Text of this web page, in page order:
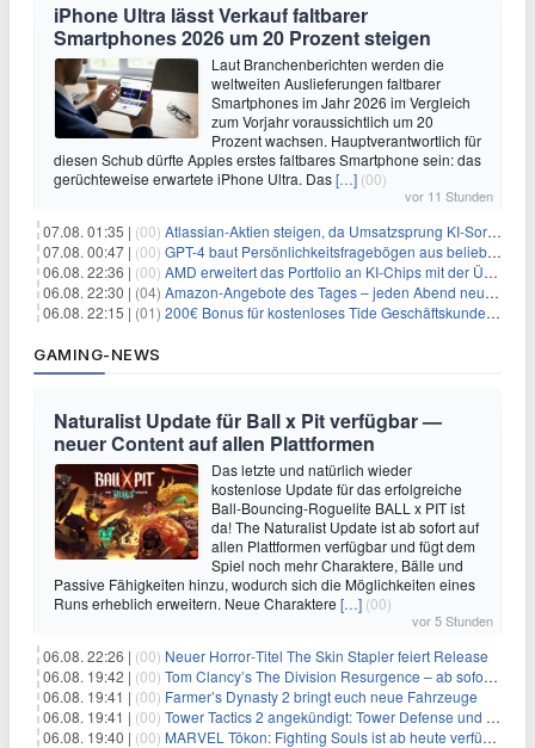
iPhone Ultra lässt Verkauf faltbarer
Smartphones 2026 um 20 Prozent steigen
Laut Branchenberichten werden die
weltweiten Auslieferungen faltbarer
Smartphones im Jahr 2026 im Vergleich
zum Vorjahr voraussichtlich um 20
Prozent wachsen. Hauptverantwortlich für
diesen Schub dürfte Apples erstes faltbares Smartphone sein: das
gerüchteweise erwartete iPhone Ultra. Das[…] (00)
vor 11 Stunden
07.08. 01:35 | (00) Atlassian-Aktien steigen, da Umsatzsprung KI-Sorgen dämpft
07.08. 00:47 | (00) GPT-4 baut Persönlichkeitsfragebögen aus beliebigen Texten und sagt Antworten voraus
06.08. 22:36 | (00) AMD erweitert das Portfolio an KI-Chips mit der Übernahme von Taalas
06.08. 22:30 | (04) Amazon-Angebote des Tages – jeden Abend neue Deals zum Stöbern
06.08. 22:15 | (01) 200€ Bonus für kostenloses Tide Geschäftskundenkonto
GAMING-NEWS
Naturalist Update für Ball x Pit verfügbar —
neuer Content auf allen Plattformen
Das letzte und natürlich wieder
kostenlose Update für das erfolgreiche
Ball-Bouncing-Roguelite BALL x PIT ist
da! The Naturalist Update ist ab sofort auf
allen Plattformen verfügbar und fügt dem
Spiel noch mehr Charaktere, Bälle und
Passive Fähigkeiten hinzu, wodurch sich die Möglichkeiten eines
Runs erheblich erweitern. Neue Charaktere […] (00)
vor 5 Stunden
06.08. 22:26 | (00) Neuer Horror‑Titel The Skin Stapler feiert Release
06.08. 19:42 | (00) Tom Clancy’s The Division Resurgence – ab sofort für euch verfügbar
06.08. 19:41 | (00) Farmer’s Dynasty 2 bringt euch neue Fahrzeuge
06.08. 19:41 | (00) Tower Tactics 2 angekündigt: Tower Defense und Deckbuilding Kombo kehrt zurück
06.08. 19:40 | (00) MARVEL Tōkon: Fighting Souls ist ab heute verfügbar